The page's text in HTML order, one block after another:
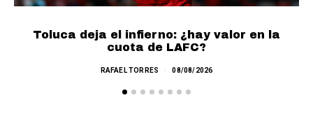
Toluca deja el infierno: ¿hay valor en la
cuota de LAFC?
RAFAEL TORRES 08/08/2026